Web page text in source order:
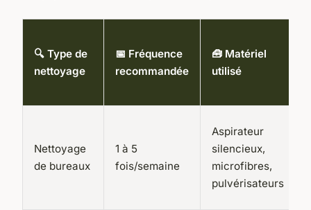
🔍 Type de
nettoyage
📅 Fréquence
recommandée
🧰 Matériel
utilisé
Nettoyage
de bureaux
1 à 5
fois/semaine
Aspirateur
silencieux,
microfibres,
pulvérisateurs